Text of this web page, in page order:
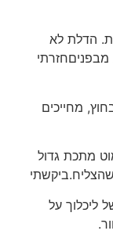
את הדלת. הדלת לא
מחייכים
מתכת גדול
ליכלוך על